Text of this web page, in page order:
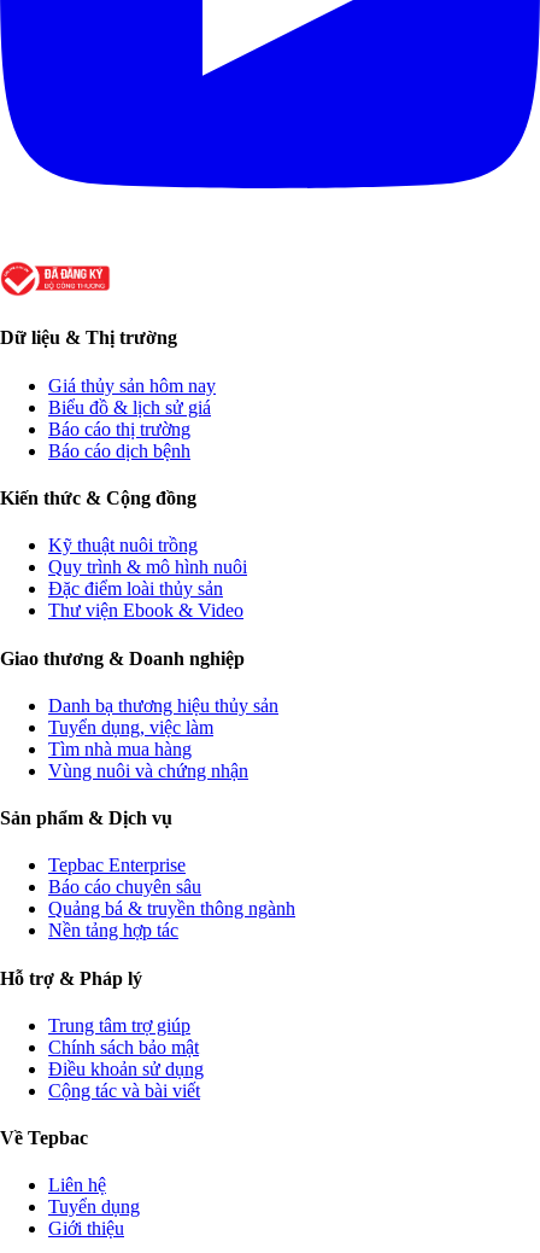
Dữ liệu & Thị trường
Giá thủy sản hôm nay
Biểu đồ & lịch sử giá
Báo cáo thị trường
Báo cáo dịch bệnh
Kiến thức & Cộng đồng
Kỹ thuật nuôi trồng
Quy trình & mô hình nuôi
Đặc điểm loài thủy sản
Thư viện Ebook & Video
Giao thương & Doanh nghiệp
Danh bạ thương hiệu thủy sản
Tuyển dụng, việc làm
Tìm nhà mua hàng
Vùng nuôi và chứng nhận
Sản phẩm & Dịch vụ
Tepbac Enterprise
Báo cáo chuyên sâu
Quảng bá & truyền thông ngành
Nền tảng hợp tác
Hỗ trợ & Pháp lý
Trung tâm trợ giúp
Chính sách bảo mật
Điều khoản sử dụng
Cộng tác và bài viết
Về Tepbac
Liên hệ
Tuyển dụng
Giới thiệu